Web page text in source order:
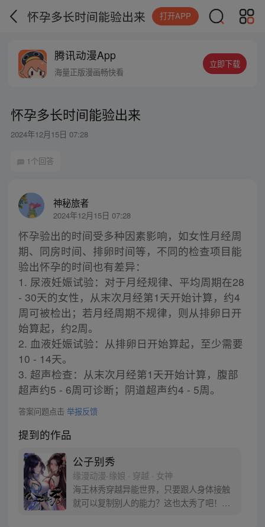
怀孕多长时间能验出来 打开APP
腾讯动漫App
海量正版漫画畅快看
立即下载
怀孕多长时间能验出来
2024年12月15日 07:28
1个回答
神秘旅者
2024年12月15日 07:28
怀孕验出的时间受多种因素影响，如女性月经周
期、同房时间、排卵时间等，不同的检查项目能
验出怀孕的时间也有差异：
1. 尿液妊娠试验：对于月经规律、平均周期在28
- 30天的女性，从末次月经第1天开始计算，约4
周可被检出；若月经周期不规律，则从排卵日开
始算起，约2周。
2. 血液妊娠试验：从排卵日开始算起，至少需要
10 - 14天。
3. 超声检查：从末次月经第1天开始计算，腹部
超声约5 - 6周可诊断；阴道超声约4 - 5周。
答案问题点击 举报反馈
提到的作品
公子别秀
缘漫动漫-缘娘 · 穿越 · 女神
海王林秀穿越异能世界，只要跟人身体接触
就可以复制别人的能力？这也太秀了吧！从